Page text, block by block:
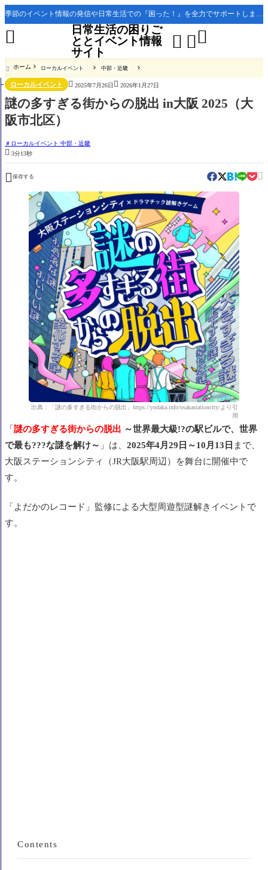
季節のイベント情報の発信や日常生活での『困った！』を全力でサポートします。
日常生活の困りご
ととイベント情報
サイト
 

 ホーム ローカルイベント 中部・近畿
ローカルイベント  2025年7月26日  2026年1月27日
謎の多すぎる街からの脱出 in大阪 2025（大
阪市北区）
ローカルイベント 中部・近畿
 3分13秒
 保存する 
出典：「謎の多すぎる街からの脱出」https://yodaka.info/osakastationcity/より引
用
「謎の多すぎる街からの脱出 ～世界最大級!?の駅ビルで、世界
で最も???な謎を解け～ 」は、 2025年4月29日～10月13日 まで、
大阪ステーションシティ（JR大阪駅周辺）を舞台に開催中で
す。
「よだかのレコード」監修による大型周遊型謎解きイベントで
す。
Contents